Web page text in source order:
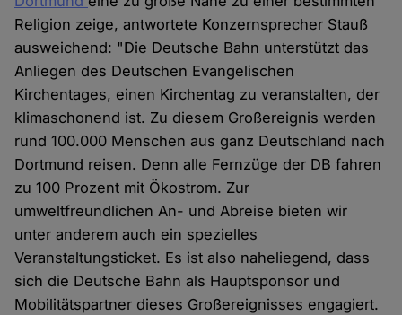
Religion zeige, antwortete Konzernsprecher Stauß
ausweichend: "Die Deutsche Bahn unterstützt das
Anliegen des Deutschen Evangelischen
Kirchentages, einen Kirchentag zu veranstalten, der
klimaschonend ist. Zu diesem Großereignis werden
rund 100.000 Menschen aus ganz Deutschland nach
Dortmund reisen. Denn alle Fernzüge der DB fahren
zu 100 Prozent mit Ökostrom. Zur
umweltfreundlichen An- und Abreise bieten wir
unter anderem auch ein spezielles
Veranstaltungsticket. Es ist also naheliegend, dass
sich die Deutsche Bahn als Hauptsponsor und
Mobilitätspartner dieses Großereignisses engagiert.